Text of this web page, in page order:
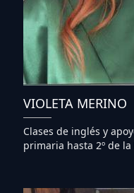
VIOLETA MERINO
Clases de inglés y
primaria hasta 2º de la